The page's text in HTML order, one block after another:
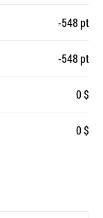
-548 pt
-548 pt
0 $
0 $